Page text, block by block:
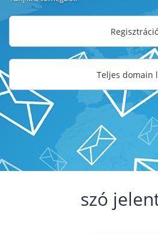
Teljes domain
szó